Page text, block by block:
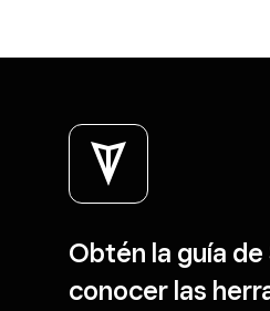
Obtén la guía de
conocer las